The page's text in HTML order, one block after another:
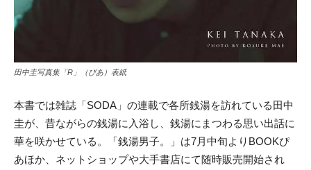
田中圭写真集「R」（ぴあ）表紙
本書では雑誌「SODA」 の連載で各所銭湯を訪れている田中
圭が、昔ながらの銭湯に入浴し、銭湯にまつわる思い出話に
華を咲かせている。「銭湯男子。」は7月中旬よりBOOKぴ
あほか、ネットショップや大手書店にて随時販売開始され